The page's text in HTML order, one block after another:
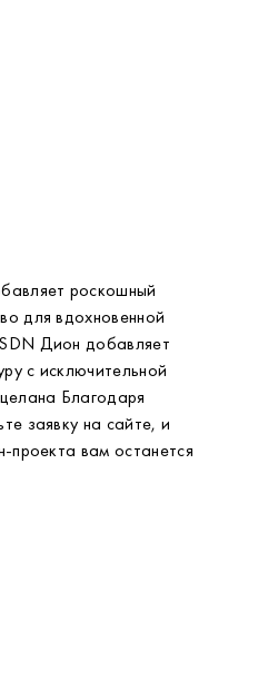
роскошный
для вдохновенной
Дион добавляет
с исключительной
Благодаря
заявку на сайте, и
проекта вам останется